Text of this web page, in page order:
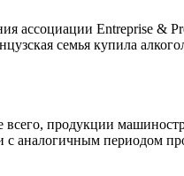
ассоциации Entreprise &
семья купила
продукции
с аналогичным периодом